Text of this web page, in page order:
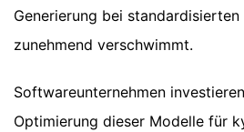
Generierung bei
zunehmend verschwimmt.
Softwareunternehmen
Optimierung dieser Modelle für